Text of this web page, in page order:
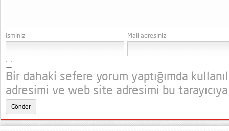
İsminiz Mail adresiniz
Bir dahaki sefere yorum yaptığımda
adresimi ve web site adresimi bu